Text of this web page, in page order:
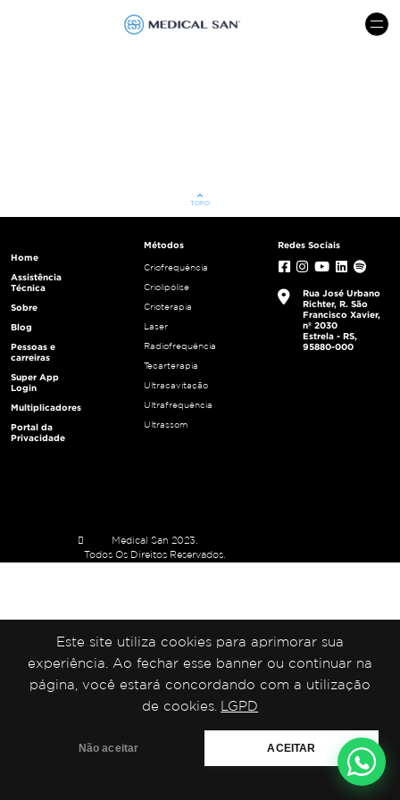
Este site utiliza cookies para aprimorar sua
experiência. Ao fechar esse banner ou continuar na
página, você estará concordando com a utilização
de cookies.
LGPD
Não aceitar ACEITAR
menu
keyboard_arrow_up
TOPO
Home
Assistência
Técnica
Sobre
Blog
Pessoas e
carreiras
Super App
Login
Multiplicadores
Portal da
Privacidade
Métodos
Criofrequência
Criolipólise
Crioterapia
Laser
Radiofrequência
Tecarterapia
Ultracavitação
Ultrafrequência
Ultrassom
Redes Sociais
Rua José Urbano
Richter, R. São
Francisco Xavier,
nº 2030
Estrela - RS,
95880-000
Medical San 2023.
Todos Os Direitos Reservados.